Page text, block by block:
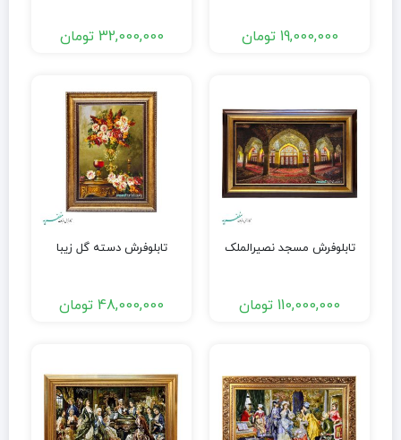
19,000,000 تومان 32,000,000 تومان
تابلوفرش مسجد نصیرالملک
110,000,000 تومان
تابلوفرش دسته گل زیبا
48,000,000 تومان